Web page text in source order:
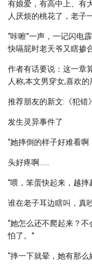
有娘爱，有高中上、有
人厌烦的桃花了，老子
“咔嚓”一声，一记闪电
快嗝屁时老天爷又瞎掺
作者有话要说：这一章
人称,本文男穿女,喜欢
推荐朋友的新文:《犯错》
发生灵异事件了
“她摔倒的样子好难看啊
头好疼啊……
“喂，笨蛋快起来，越
谁在老子耳边瞎叫，真
“她怎么还不爬起来？
怕了。”
“摔一下就晕，她有那